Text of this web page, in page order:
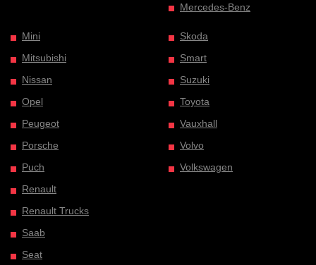
Mercedes-Benz
Mini
Mitsubishi
Nissan
Opel
Peugeot
Porsche
Puch
Renault
Renault Trucks
Saab
Seat
Skoda
Smart
Suzuki
Toyota
Vauxhall
Volvo
Volkswagen